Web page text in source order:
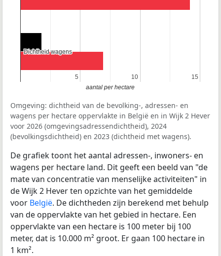
5
5 10
10 15
15
Dichtheid wagens
Dichtheid wagens
aantal per hectare
Omgeving: dichtheid van de bevolking-, adressen- en
wagens per hectare oppervlakte in België en in Wijk 2 Hever
voor 2026 (omgevingsadressendichtheid), 2024
(bevolkingsdichtheid) en 2023 (dichtheid met wagens).
De grafiek toont het aantal adressen-, inwoners- en
wagens per hectare land. Dit geeft een beeld van "de
mate van concentratie van menselijke activiteiten" in
de Wijk 2 Hever ten opzichte van het gemiddelde
voor België. De dichtheden zijn berekend met behulp
van de oppervlakte van het gebied in hectare. Een
oppervlakte van een hectare is 100 meter bij 100
meter, dat is 10.000 m² groot. Er gaan 100 hectare in
1 km².